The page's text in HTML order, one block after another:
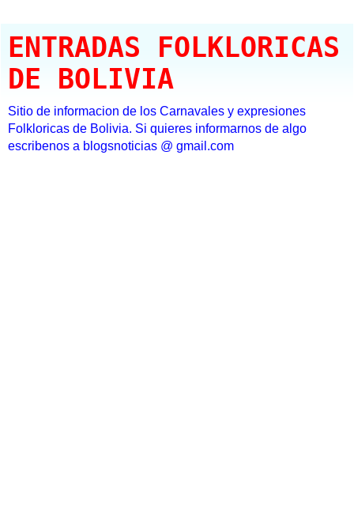
ENTRADAS FOLKLORICAS
DE BOLIVIA
Sitio de informacion de los Carnavales y expresiones
Folkloricas de Bolivia. Si quieres informarnos de algo
escribenos a blogsnoticias @ gmail.com